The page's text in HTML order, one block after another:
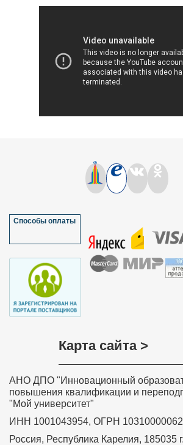
Способы оплаты
Карта сайта >
АНО ДПО "Инновационный
повышения квалификации и
"Мой университет"
ИНН 1001043954, ОГРН
Россия, Республика Карелия, 185035